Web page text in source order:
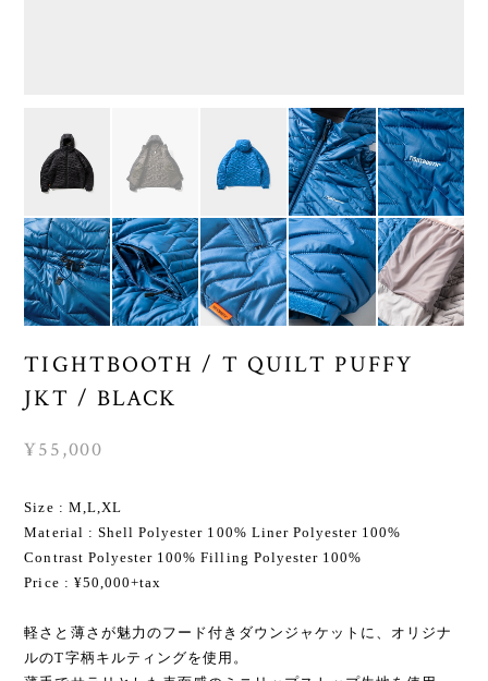
TIGHTBOOTH / T QUILT PUFFY
JKT / BLACK
¥55,000
Size : M,L,XL
Material : Shell Polyester 100% Liner Polyester 100%
Contrast Polyester 100% Filling Polyester 100%
Price : ¥50,000+tax
軽さと薄さが魅力のフード付きダウンジャケットに、オリジナ
ルのT字柄キルティングを使用。